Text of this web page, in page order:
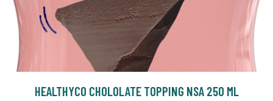
HEALTHYCO CHOLOLATE TOPPING NSA 250 ML